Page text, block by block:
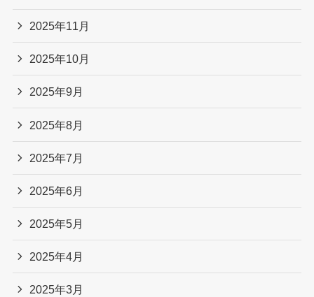
2025年11月
2025年10月
2025年9月
2025年8月
2025年7月
2025年6月
2025年5月
2025年4月
2025年3月